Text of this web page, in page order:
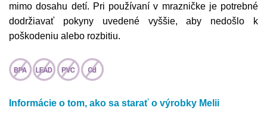
mimo dosahu detí. Pri používaní v mrazničke je potrebné
dodržiavať pokyny uvedené vyššie, aby nedošlo k
poškodeniu alebo rozbitiu.
Informácie o tom, ako sa starať o výrobky Melii